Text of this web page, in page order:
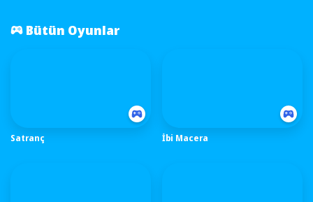
Bütün Oyunlar
Satranç İbi Macera